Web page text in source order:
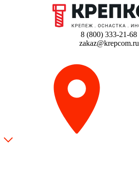
8 (800) 333-21-68
zakaz@krepcom.ru